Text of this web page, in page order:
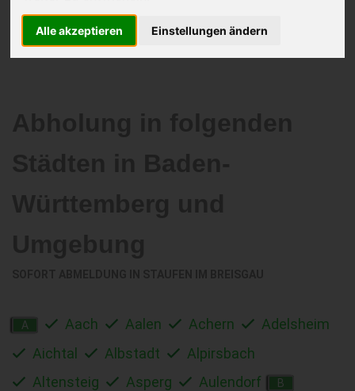
Alle akzeptieren Einstellungen ändern
Wir garantieren 100% Sicherheit.
A Aach Aalen Achern
Adelsheim
Aichtal
Albstadt
Alpirsbach
Altensteig
Asperg Aulendorf B